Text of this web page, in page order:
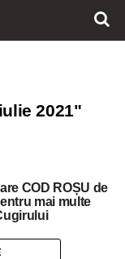
2021"
COD ROȘU de
mai multe